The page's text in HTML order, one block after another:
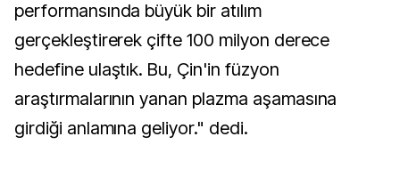
performansında büyük bir atılım
gerçekleştirerek çifte 100 milyon derece
hedefine ulaştık. Bu, Çin'in füzyon
araştırmalarının yanan plazma aşamasına
girdiği anlamına geliyor." dedi.